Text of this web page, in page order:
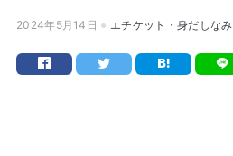
2024年5月14日 エチケット・身だしなみ